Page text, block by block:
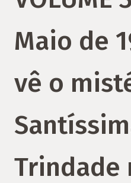
Maio de
vê o
Trindade